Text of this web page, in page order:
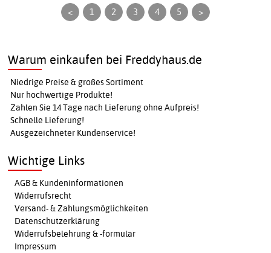
< 1 2 3 4 5 >
Warum einkaufen bei Freddyhaus.de
Niedrige Preise & großes Sortiment
Nur hochwertige Produkte!
Zahlen Sie 14 Tage nach Lieferung ohne Aufpreis!
Schnelle Lieferung!
Ausgezeichneter Kundenservice!
Wichtige Links
AGB & Kundeninformationen
Widerrufsrecht
Versand- & Zahlungsmöglichkeiten
Datenschutzerklärung
Widerrufsbelehrung & -formular
Impressum